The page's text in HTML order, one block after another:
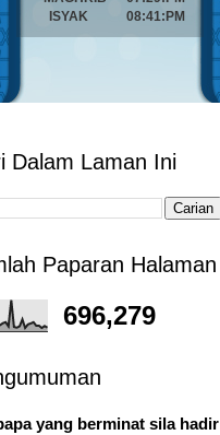
Dalam Laman Ini
Paparan Halaman
696,279
yang berminat sila hadir